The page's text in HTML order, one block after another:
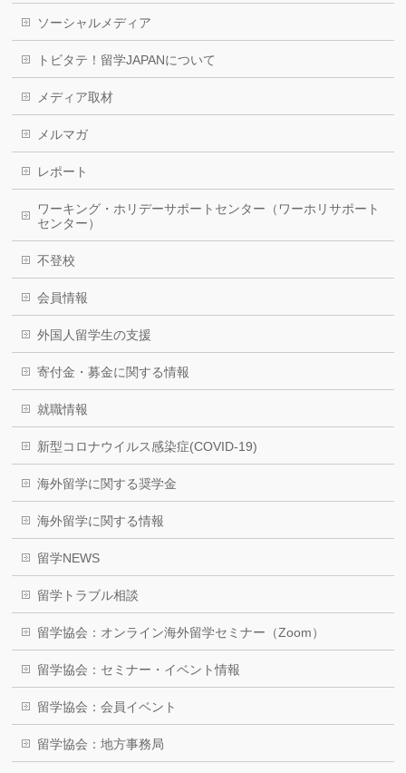
ソーシャルメディア
トビタテ！留学JAPANについて
メディア取材
メルマガ
レポート
ワーキング・ホリデーサポートセンター（ワーホリサポート
センター）
不登校
会員情報
外国人留学生の支援
寄付金・募金に関する情報
就職情報
新型コロナウイルス感染症(COVID-19)
海外留学に関する奨学金
海外留学に関する情報
留学NEWS
留学トラブル相談
留学協会：オンライン海外留学セミナー（Zoom）
留学協会：セミナー・イベント情報
留学協会：会員イベント
留学協会：地方事務局